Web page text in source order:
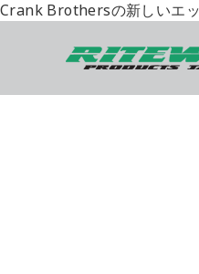
Crank Brothersの新しいエ